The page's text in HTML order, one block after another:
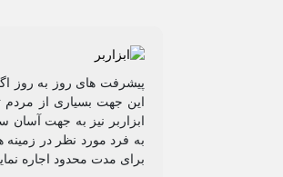
پیشرفت های روز به روز
این جهت بسیاری از مردم
ابزاربر نیز به جهت آسان
به فرد مورد نظر در
برای مدت محدود اجاره